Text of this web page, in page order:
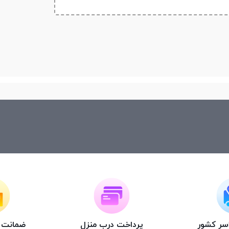
به دنبال برقراری ارتباط در شبکه‌های اجتماعی و پیام
بهتر است به سراغ گوشی‌های هوشمند بروید.
کشور پرداخت درب منزل ضمانت